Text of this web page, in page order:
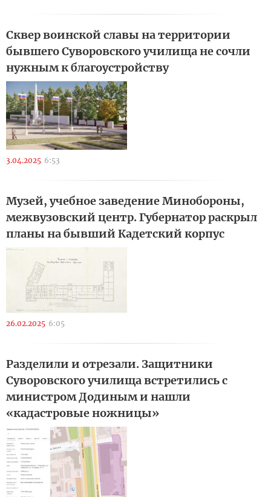
Сквер воинской славы на территории
бывшего Суворовского училища не сочли
нужным к благоустройству
3.04.2025 6:53
Музей, учебное заведение Минобороны,
межвузовский центр. Губернатор раскрыл
планы на бывший Кадетский корпус
26.02.2025 6:05
Разделили и отрезали. Защитники
Суворовского училища встретились с
министром Додиным и нашли
«кадастровые ножницы»